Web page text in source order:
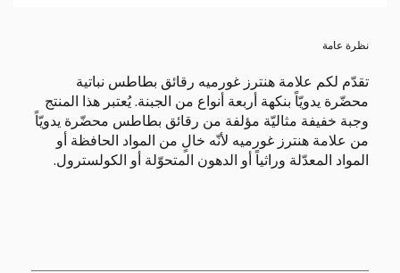
نظرة عامة
تقدّم لكم علامة هنترز غورميه رقائق بطاطس نباتية
محضّرة يدويّاً بنكهة أربعة أنواع من الجبنة. يُعتبر هذا المنتج
وجبة خفيفة مثاليّة مؤلفة من رقائق بطاطس محضّرة يدويّاً
من علامة هنترز غورميه لأنّه خالٍ من المواد الحافظة أو
المواد المعدّلة وراثياً أو الدهون المتحوّلة أو الكولسترول.